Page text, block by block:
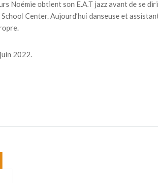
Noémie obtient son E.A.T jazz avant de se
Center. Aujourd’hui danseuse et
2022.